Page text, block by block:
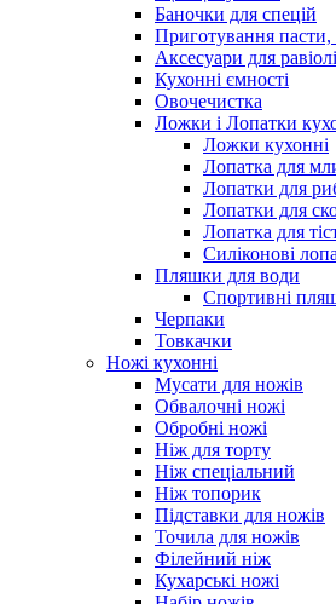
Баночки для спецій
Приготування пасти,
Аксесуари для равіолі
Кухонні ємності
Овочечистка
Ложки і Лопатки
Ложки кухонні
Лопатка для
Лопатки для
Лопатки для
Лопатка для
Силіконові
Пляшки для води
Спортивні
Черпаки
Товкачки
Ножі кухонні
Мусати для ножів
Обвалочні ножі
Обробні ножі
Ніж для торту
Ніж спеціальний
Ніж топорик
Підставки для ножів
Точила для ножів
Філейний ніж
Кухарські ножі